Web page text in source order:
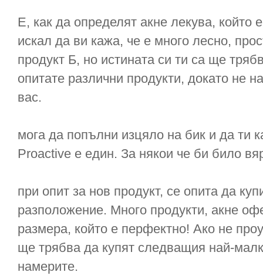
Е, как да определят акне лекува, който
искал да ви кажа, че е много лесно,
продукт Б, но истината си ти са ще
опитате различни продукти, докато не
вас.
мога да попълни изцяло на бик и да ти
Proactive е един. За някои че би било
при опит за нов продукт, се опита да
разположение. Много продукти, акне
размера, който е перфектно! Ако не
ще трябва да купят следващия най-
намерите.